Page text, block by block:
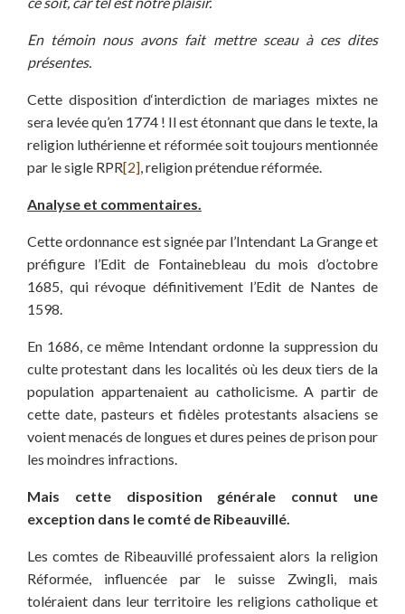
En témoin nous avons fait mettre sceau à ces dites
présentes.
Cette disposition d‘interdiction de mariages mixtes ne
sera levée qu’en 1774 ! Il est étonnant que dans le texte, la
religion luthérienne et réformée soit toujours mentionnée
par le sigle RPR[2], religion prétendue réformée.
Analyse et commentaires.
Cette ordonnance est signée par l’Intendant La Grange et
préfigure l’Edit de Fontainebleau du mois d’octobre
1685, qui révoque définitivement l’Edit de Nantes de
1598.
En 1686, ce même Intendant ordonne la suppression du
culte protestant dans les localités où les deux tiers de la
population appartenaient au catholicisme. A partir de
cette date, pasteurs et fidèles protestants alsaciens se
voient menacés de longues et dures peines de prison pour
les moindres infractions.
Mais cette disposition générale connut une
exception dans le comté de Ribeauvillé.
Les comtes de Ribeauvillé professaient alors la religion
Réformée, influencée par le suisse Zwingli, mais
toléraient dans leur territoire les religions catholique et